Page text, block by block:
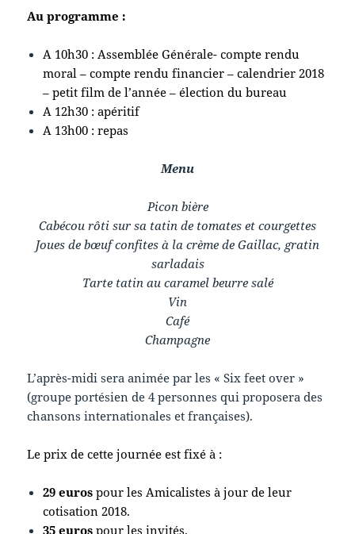
Au programme :
A 10h30 : Assemblée Générale- compte rendu
moral – compte rendu financier – calendrier 2018
– petit film de l’année – élection du bureau
A 12h30 : apéritif
A 13h00 : repas
Menu
Picon bière
Cabécou rôti sur sa tatin de tomates et courgettes
Joues de bœuf confites à la crème de Gaillac, gratin
sarladais
Tarte tatin au caramel beurre salé
Vin
Café
Champagne
L’après-midi sera animée par les « Six feet over »
(groupe portésien de 4 personnes qui proposera des
chansons internationales et françaises).
Le prix de cette journée est fixé à :
29 eurospour les Amicalistes à jour de leur
cotisation 2018.
35 eurospour les invités.